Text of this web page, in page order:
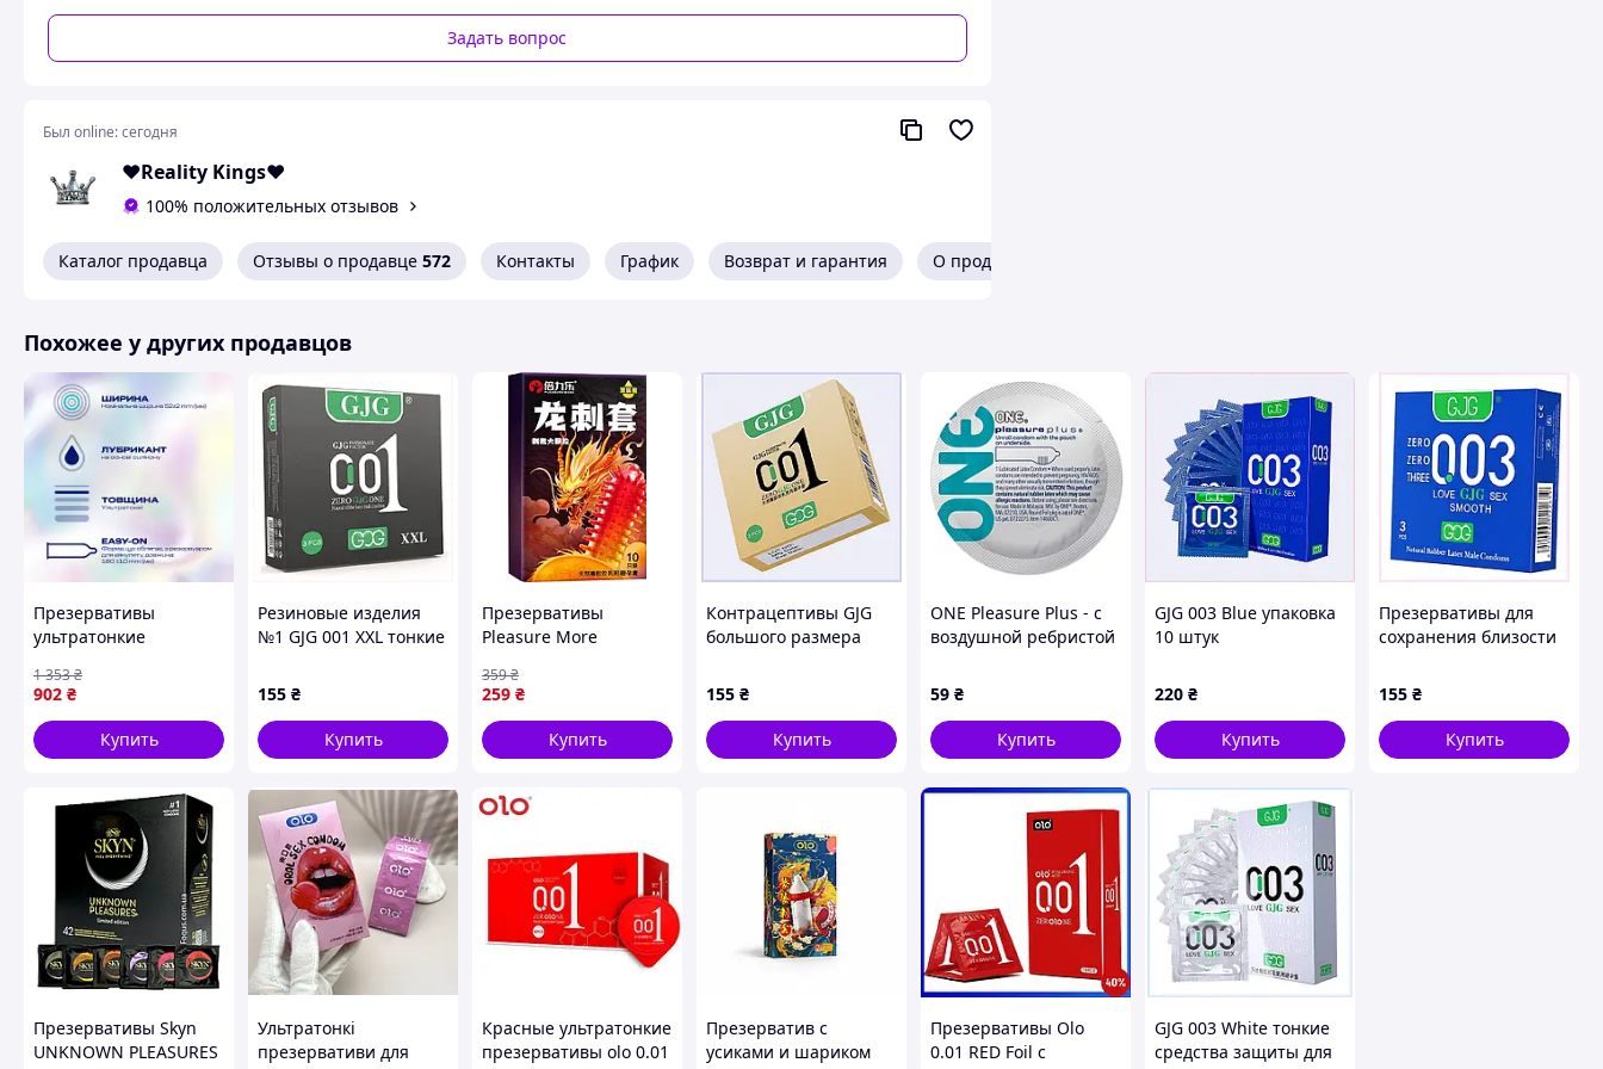
Материал: натуральный латекс.
Смазка на водной основе.
Задать вопрос
Был online:сегодня
❤️Reality Kings❤️
100% положительных отзывов
Каталог продавца Отзывы о продавце 572 Контакты График Возврат и гарантия О продавце
Похожее у других продавцов
Презервативы
ультратонкие
силиконовой смазкой
для максимальной
чувствительности 12
шт SPICY
902 ₴
1 353₴
Купить
Резиновые изделия
№1 GJG 001 XXL тонкие
155 ₴
Купить
Презервативы
Pleasure More
(ROZ6501053693)
259 ₴
359₴
Купить
Контрацептивы GJG
большого размера
9029H535T
155 ₴
Купить
ONE Pleasure Plus - с
воздушной ребристой
59 ₴
Купить
GJG 003 Blue упаковка
10 штук
классической формы,
90T295CP26
220 ₴
Купить
Презервативы для
сохранения близости
9029BA5K33
155 ₴
Купить
Презервативы Skyn
UNKNOWN PLEASURES
Ультратонкі
презервативи для
Красные ультратонкие
презервативы olo 0.01
Презерватив с
усиками и шариком
Презервативы Olo
0.01 RED Foil с
GJG 003 White тонкие
средства защиты для